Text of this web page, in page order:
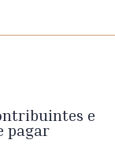
e
pagar